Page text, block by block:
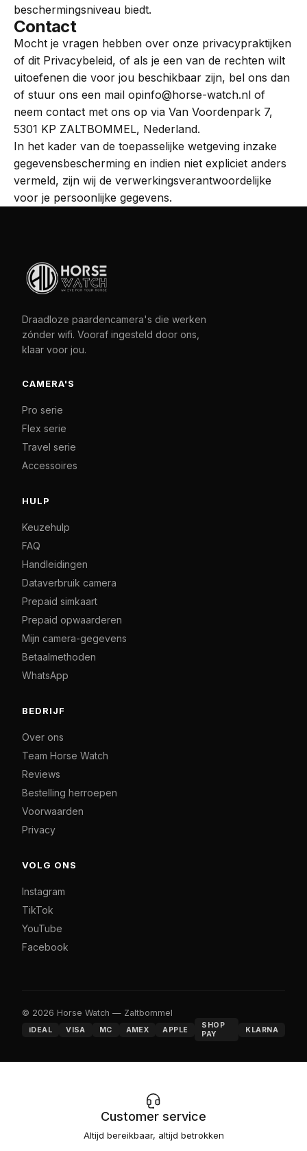
beschermingsniveau biedt.
Contact
Mocht je vragen hebben over onze privacypraktijken
of dit Privacybeleid, of als je een van de rechten wilt
uitoefenen die voor jou beschikbaar zijn, bel ons dan
of stuur ons een mail opinfo@horse-watch.nl of
neem contact met ons op via Van Voordenpark 7,
5301 KP ZALTBOMMEL, Nederland.
In het kader van de toepasselijke wetgeving inzake
gegevensbescherming en indien niet expliciet anders
vermeld, zijn wij de verwerkingsverantwoordelijke
voor je persoonlijke gegevens.
Draadloze paardencamera's die werken
zónder wifi. Vooraf ingesteld door ons,
klaar voor jou.
CAMERA'S
Pro serie
Flex serie
Travel serie
Accessoires
HULP
Keuzehulp
FAQ
Handleidingen
Dataverbruik camera
Prepaid simkaart
Prepaid opwaarderen
Mijn camera-gegevens
Betaalmethoden
WhatsApp
BEDRIJF
Over ons
Team Horse Watch
Reviews
Bestelling herroepen
Voorwaarden
Privacy
VOLG ONS
Instagram
TikTok
YouTube
Facebook
© 2026 Horse Watch — Zaltbommel
iDEAL VISA MC AMEX APPLE
SHOP
PAY
KLARNA
Customer service
Altijd bereikbaar, altijd betrokken